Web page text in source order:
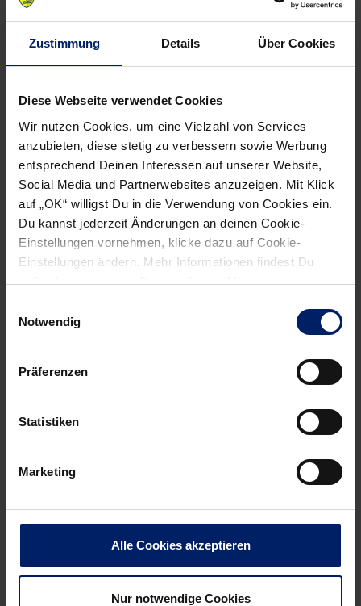
Zustimmung Details Über Cookies
Diese Webseite verwendet Cookies
Wir nutzen Cookies, um eine Vielzahl von Services
anzubieten, diese stetig zu verbessern sowie Werbung
entsprechend Deinen Interessen auf unserer Website,
Social Media und Partnerwebsites anzuzeigen. Mit Klick
auf „OK“ willigst Du in die Verwendung von Cookies ein.
Du kannst jederzeit Änderungen an deinen Cookie-
Einstellungen vornehmen, klicke dazu auf Cookie-
Einstellungen ändern. Mehr Informationen findest Du
außerdem in unsererDatenschutzerklärung.
Notwendig
Präferenzen
Statistiken
Marketing
Alle Cookies akzeptieren
Nur notwendige Cookies
Status
Geburtsdatum
29
Einsatzbereit
Position
Größe in cm
200 cm
Nationalität
Deutschland
Im Verein seit
01.06.2018
9 Mait Patrail
Einsatzbereit
Einsatzbereit
202 cm
Serbien
01.07.2018
Lukas Nilsson
Geburtsdatum